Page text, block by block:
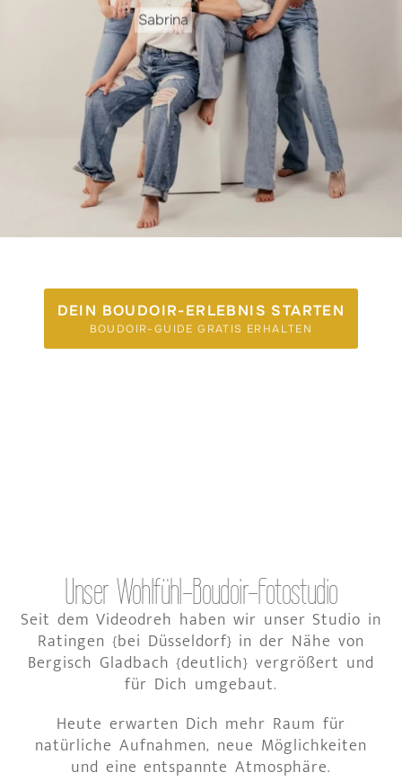
Sabrina
DEIN BOUDOIR-ERLEBNIS STARTEN
BOUDOIR-GUIDE GRATIS ERHALTEN
Unser Wohlfühl-Boudoir-Fotostudio
Seit dem Videodreh haben wir unser Studio in
Ratingen {bei Düsseldorf} in der Nähe von
Bergisch Gladbach {deutlich} vergrößert und
für Dich umgebaut.
Heute erwarten Dich mehr Raum für
natürliche Aufnahmen, neue Möglichkeiten
und eine entspannte Atmosphäre.